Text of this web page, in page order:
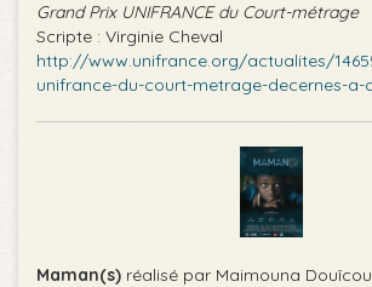
Grand Prix UNIFRANCE du Court-métrage
Scripte : Virginie Cheval
http://www.unifrance.org/actualites/
unifrance-du-court-metrage-decernes-a-
Maman(s) réalisé par Maimouna